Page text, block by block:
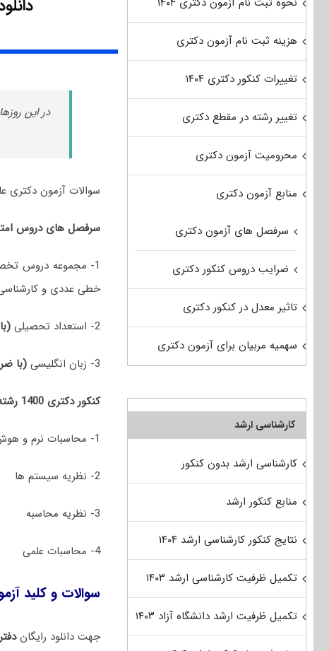
دانلود
در این
سوالات آزمون دکتری علوم کامپیوتر سال 1400
سرفصل های دروس امتحانی کنکور دکتری
1- مجموعه دروس
خطی عددی و کارشناسی
2- استعداد تحصیلی
3- زبان انگلیسی (با
کنکور دکتری 1400 رشته علوم کامپیوتر (سراسری و دانشگاه آزاد) جهت پذیرش در رشته/گرایش‌های زیر برگزار شد:
1- محاسبات نرم و هوش مصنوعی
2- نظریه سیستم ها
3- نظریه محاسبه
4- محاسبات علمی
سوالات و کلید آزمون دکتری
جهت دانلود رایگان
هزینه ثبت نام آزمون دکتری
تغییرات کنکور دکتری ۱۴۰۴
تغییر رشته در مقطع دکتری
محرومیت آزمون دکتری
منابع آزمون دکتری
سرفصل های آزمون دکتری
ضرایب دروس کنکور دکتری
تاثیر معدل در کنکور دکتری
سهمیه مربیان برای آزمون دکتری
کارشناسی ارشد
کارشناسی ارشد بدون کنکور
منابع کنکور ارشد
نتایج کنکور کارشناسی ارشد ۱۴۰۴
تکمیل ظرفیت کارشناسی ارشد ۱۴۰۳
تکمیل ظرفیت ارشد دانشگاه آزاد ۱۴۰۳